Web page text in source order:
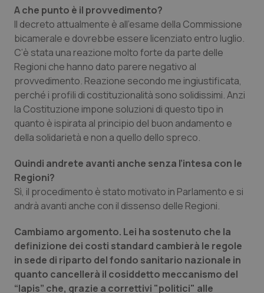
Rene & patologie urogenitali
Salute orale & impianti
Sangue & coagulazione
Tiroide
Tumore al seno
Tumore ovarico
Tumori del Polmone & Testa Collo
Tumori gastrointestinali
Ulcera & Reflusso
Vaccini
A che punto è il provvedimento?
Il decreto attualmente è all’esame della Commissione
bicamerale e dovrebbe essere licenziato entro luglio.
C’è stata una reazione molto forte da parte delle
Regioni che hanno dato parere negativo al
provvedimento. Reazione secondo me ingiustificata,
perché i profili di costituzionalità sono solidissimi. Anzi
la Costituzione impone soluzioni di questo tipo in
quanto è ispirata al principio del buon andamento e
della solidarietà e non a quello dello spreco.
Quindi andrete avanti anche senza l’intesa con le
Regioni?
Sì, il procedimento è stato motivato in Parlamento e si
andrà avanti anche con il dissenso delle Regioni.
Cambiamo argomento. Lei ha sostenuto che la
definizione dei costi standard cambierà le regole
in sede di riparto del fondo sanitario nazionale in
quanto cancellerà il cosiddetto meccanismo del
“lapis” che, grazie a correttivi "politici" alle